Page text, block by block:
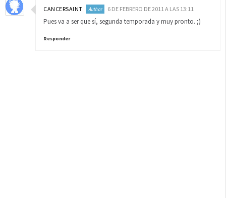
CANCERSAINT 6 DE FEBRERO DE 2011 A LAS 13:11
Pues va a ser que sí, segunda temporada y muy pronto. ;)
Responder